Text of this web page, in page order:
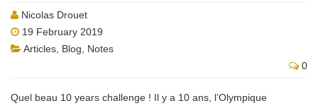
Nicolas Drouet
19 February 2019
Articles Blog
Notes
0
Quel beau 10 years challenge ! Il y a 10 ans, l’Olympique